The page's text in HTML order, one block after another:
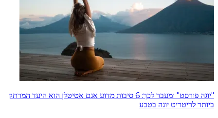
"יוגה פורסט" ומעבר לכך: 6 סיבות מדוע אגם אטיטלן הוא היעד המרתק
ביותר לריטריט יוגה בטבע